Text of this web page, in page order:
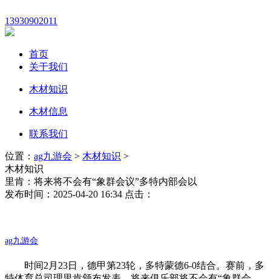
13930902011
首页
关于我们
木材知识
木材信息
联系我们
位置： ag九游会 > 木材知识 >
木材知识
里肯：将来将不会有“象群会议”多特内部会以
发布时间：2025-04-20 16:34 点击：
ag九游会
时间2月23日，德甲第23轮，多特蒙德6-0结合。赛前，多